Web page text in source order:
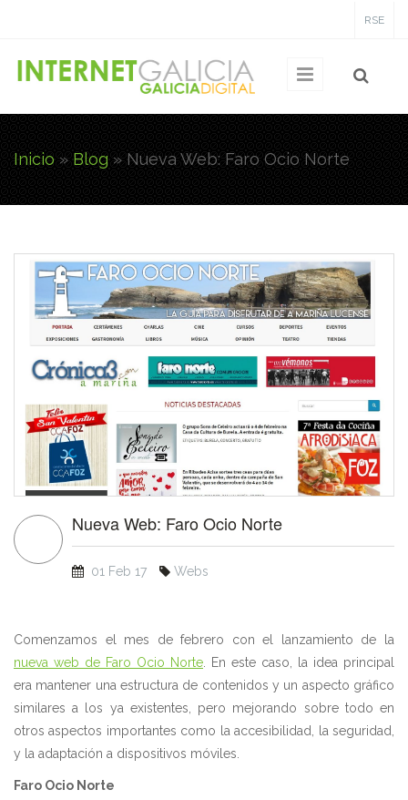
RSE
Usted está aquí
Inicio » Blog » Nueva Web: Faro Ocio Norte
Nueva Web: Faro Ocio Norte
01 Feb 17 Webs
Comenzamos el mes de febrero con el lanzamiento de la
nueva web de Faro Ocio Norte. En este caso, la idea principal
era mantener una estructura de contenidos y un aspecto gráfico
similares a los ya existentes, pero mejorando sobre todo en
otros aspectos importantes como la accesibilidad, la seguridad,
y la adaptación a dispositivos móviles.
Faro Ocio Norte